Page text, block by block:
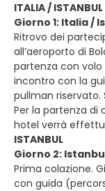
ITALIA / ISTANBUL
Giorno 1: Italia /
Ritrovo dei
all’aeroporto di
partenza con volo
incontro con la
pullman
Per la partenza
hotel verrà
ISTANBUL
Giorno 2:
Prima colazione.
con guida